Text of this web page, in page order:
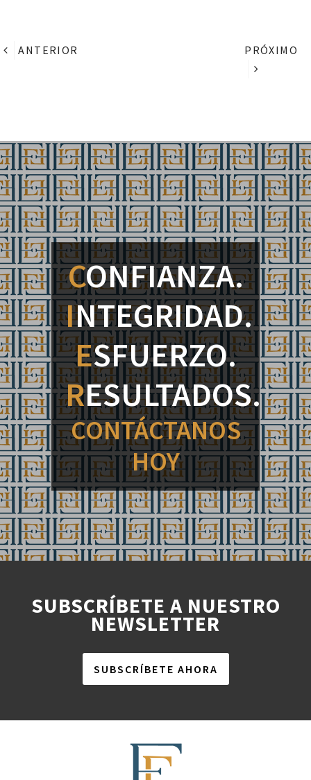
ANTERIOR PRÓXIMO
CONFIANZA.
INTEGRIDAD.
ESFUERZO.
RESULTADOS.
CONTÁCTANOS
HOY
SUBSCRÍBETE A NUESTRO
NEWSLETTER
SUBSCRÍBETE AHORA